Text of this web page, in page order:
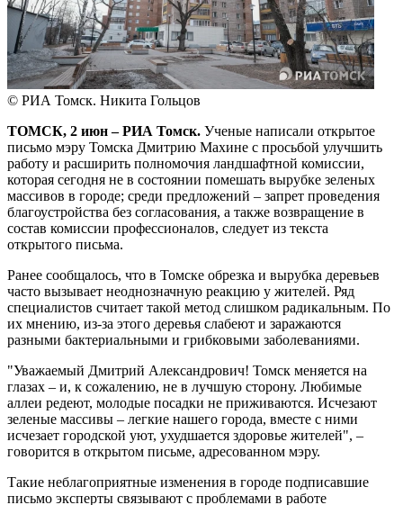
© РИА Томск. Никита Гольцов
ТОМСК, 2 июн – РИА Томск. Ученые написали открытое
письмо мэру Томска Дмитрию Махине с просьбой улучшить
работу и расширить полномочия ландшафтной комиссии,
которая сегодня не в состоянии помешать вырубке зеленых
массивов в городе; среди предложений – запрет проведения
благоустройства без согласования, а также возвращение в
состав комиссии профессионалов, следует из текста
открытого письма.
Ранее сообщалось, что в Томске обрезка и вырубка деревьев
часто вызывает неоднозначную реакцию у жителей. Ряд
специалистов считает такой метод слишком радикальным. По
их мнению, из-за этого деревья слабеют и заражаются
разными бактериальными и грибковыми заболеваниями.
"Уважаемый Дмитрий Александрович! Томск меняется на
глазах – и, к сожалению, не в лучшую сторону. Любимые
аллеи редеют, молодые посадки не приживаются. Исчезают
зеленые массивы – легкие нашего города, вместе с ними
исчезает городской уют, ухудшается здоровье жителей", –
говорится в открытом письме, адресованном мэру.
Такие неблагоприятные изменения в городе подписавшие
письмо эксперты связывают с проблемами в работе